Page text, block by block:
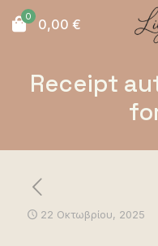
0 0,00 €
Receipt
22 Οκτωβρίου, 2025